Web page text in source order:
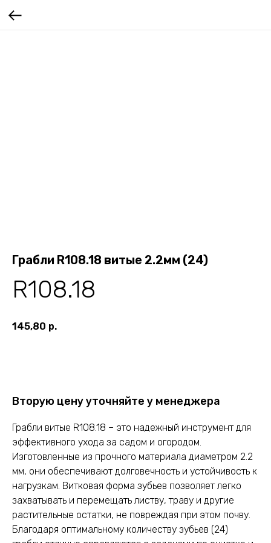
Грабли R108.18 витые 2.2мм (24)
R108.18
145,80 р.
Вторую цену уточняйте у менеджера
Грабли витые R108.18 – это надежный инструмент для
эффективного ухода за садом и огородом.
Изготовленные из прочного материала диаметром 2.2
мм, они обеспечивают долговечность и устойчивость к
нагрузкам. Витковая форма зубьев позволяет легко
захватывать и перемещать листву, траву и другие
растительные остатки, не повреждая при этом почву.
Благодаря оптимальному количеству зубьев (24)